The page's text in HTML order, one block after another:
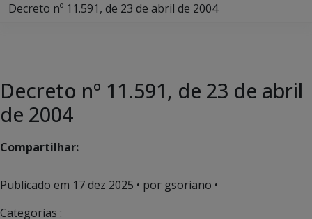
Decreto nº 11.591, de 23 de abril de 2004
Decreto nº 11.591, de 23 de abril
de 2004
Compartilhar:
Publicado em 17 dez 2025 • por gsoriano •
Categorias :